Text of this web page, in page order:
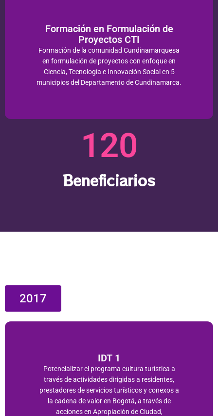
Formación en Formulación de
Proyectos CTI
Formación de la comunidad Cundinamarquesa
en formulación de proyectos con enfoque en
Ciencia, Tecnología e Innovación Social en 5
municipios del Departamento de Cundinamarca.​
Beneficiarios
120
2017
IDT 1
Potencializar el programa cultura turística a
través de actividades dirigidas a residentes,
prestadores de servicios turísticos y conexos a
la cadena de valor en Bogotá, a través de
acciones en Apropiación de Ciudad,